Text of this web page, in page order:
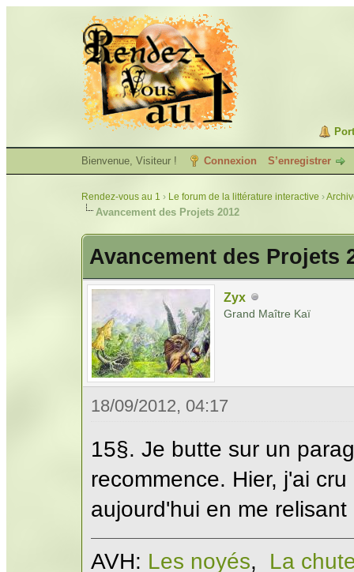
Bienvenue, Visiteur ! Connexion S’enregistrer
Rendez-vous au 1 › Le forum de la littérature interactive ›
Avancement des Projets 2012
Avancement des Projets
Zyx
Grand Maître Kaï
18/09/2012, 04:17
15§. Je butte sur un
recommence. Hier, j'ai
aujourd'hui en me
AVH: Les noyés, La